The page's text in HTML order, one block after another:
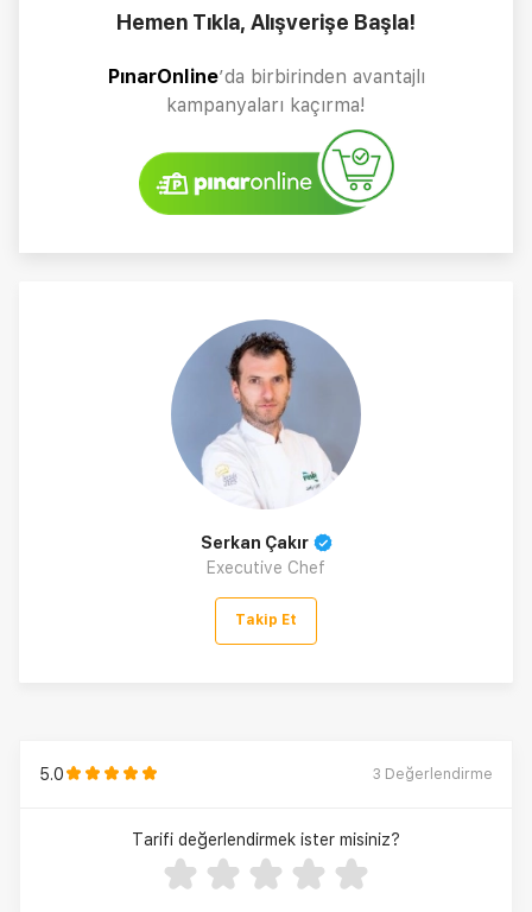
Hemen Tıkla, Alışverişe Başla!
PınarOnline’da birbirinden avantajlı
kampanyaları kaçırma!
Serkan Çakır
Executive Chef
Takip Et
5.0 3 Değerlendirme
Tarifi değerlendirmek ister misiniz?